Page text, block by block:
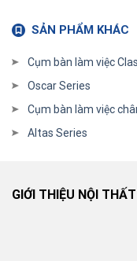
SẢN PHẨM KHÁC
Cụm bàn làm việc
Oscar Series
Cụm bàn làm việc
Altas Series
GIỚI THIỆU NỘI